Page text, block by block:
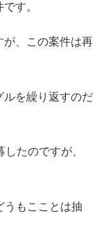
す。
が、この案件は再
ルを繰り返すのだ
たのですが、
うもこことは抽